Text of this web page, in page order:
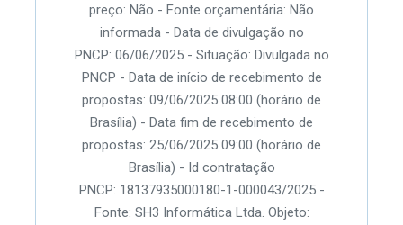
preço: Não - Fonte orçamentária: Não
informada - Data de divulgação no
PNCP: 06/06/2025 - Situação: Divulgada no
PNCP - Data de início de recebimento de
propostas: 09/06/2025 08:00 (horário de
Brasília) - Data fim de recebimento de
propostas: 25/06/2025 09:00 (horário de
Brasília) - Id contratação
PNCP: 18137935000180-1-000043/2025 -
Fonte: SH3 Informática Ltda. Objeto: